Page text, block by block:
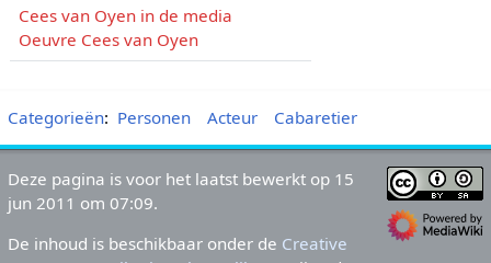
Cees van Oyen in de media
Oeuvre Cees van Oyen
Categorieën: Personen Acteur Cabaretier
Deze pagina is voor het laatst bewerkt op 15
jun 2011 om 07:09.
De inhoud is beschikbaar onder de Creative